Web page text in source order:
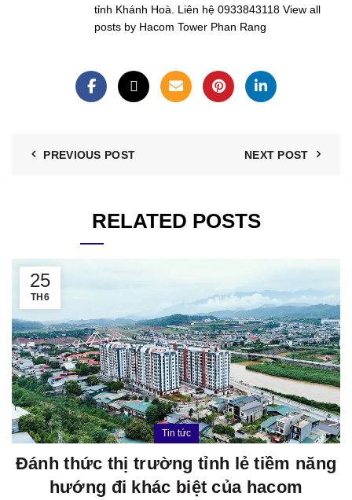
tỉnh Khánh Hoà. Liên hệ 0933843118 View all
posts by Hacom Tower Phan Rang
PREVIOUS POST NEXT POST
RELATED POSTS
25
TH6
Tin tức
Đánh thức thị trường tỉnh lẻ tiềm năng
hướng đi khác biệt của hacom